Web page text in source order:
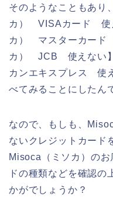
そのようなこともあり
カ） VISAカード 使
カ） マスターカード
カ） JCB 使えない
カンエキスプレス 使
べてみることにしたん
なので、もしも、
ないクレジットカード
Misoca（ミソカ）の
ドの種類などを確認の
かがでしょうか？